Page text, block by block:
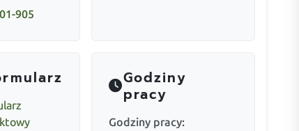
905
Godziny
pracy
Godziny pracy: